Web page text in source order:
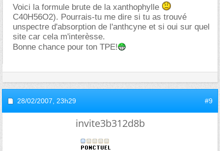
Voici la formule brute de la xanthophylle
C40H56O2). Pourrais-tu me dire si tu as trouvé
unspectre d'absorption de l'anthcyne et si oui sur quel
site car cela m'interèsse.
Bonne chance pour ton TPE!
28/02/2007, 23h29 #9
invite3b312d8b